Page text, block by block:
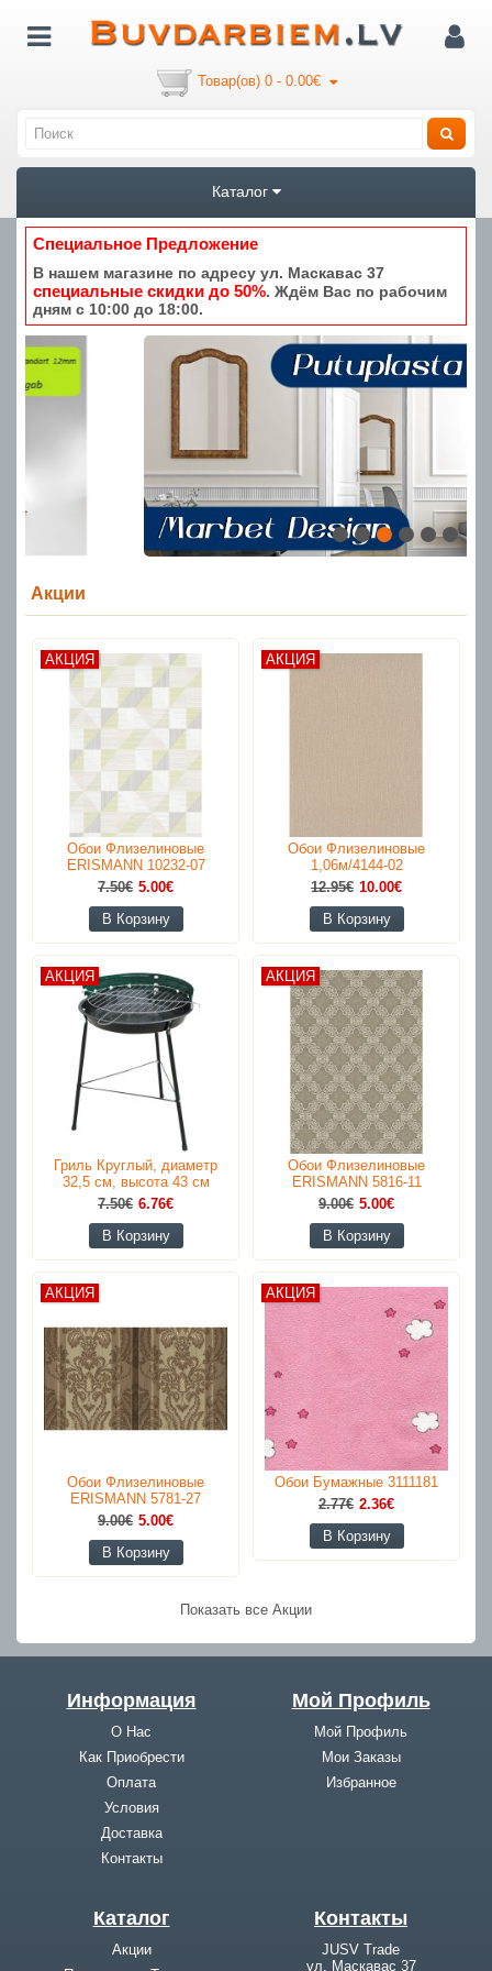
Товар(ов) 0 - 0.00€
Каталог
Специальное Предложение
В нашем магазине по адресу ул. Маскавас 37
специальные скидки до 50%. Ждём Вас по рабочим
дням с 10:00 до 18:00.
Акции
АКЦИЯ
Обои Флизелиновые
ERISMANN 10232-07
7.50€ 5.00€
В Корзину
АКЦИЯ
Обои Флизелиновые
1,06м/4144-02
12.95€ 10.00€
В Корзину
АКЦИЯ
Гриль Круглый, диаметр
32,5 см, высота 43 см
7.50€ 6.76€
В Корзину
АКЦИЯ
Обои Флизелиновые
ERISMANN 5816-11
9.00€ 5.00€
В Корзину
АКЦИЯ
Обои Флизелиновые
ERISMANN 5781-27
9.00€ 5.00€
В Корзину
АКЦИЯ
Обои Бумажные 3111181
2.77€ 2.36€
В Корзину
Показать все Акции
Информация
О Нас
Как Приобрести
Оплата
Условия
Доставка
Контакты
Мой Профиль
Мой Профиль
Мои Заказы
Избранное
Каталог
Акции
Контакты
JUSV Trade
ул. Маскавас 37